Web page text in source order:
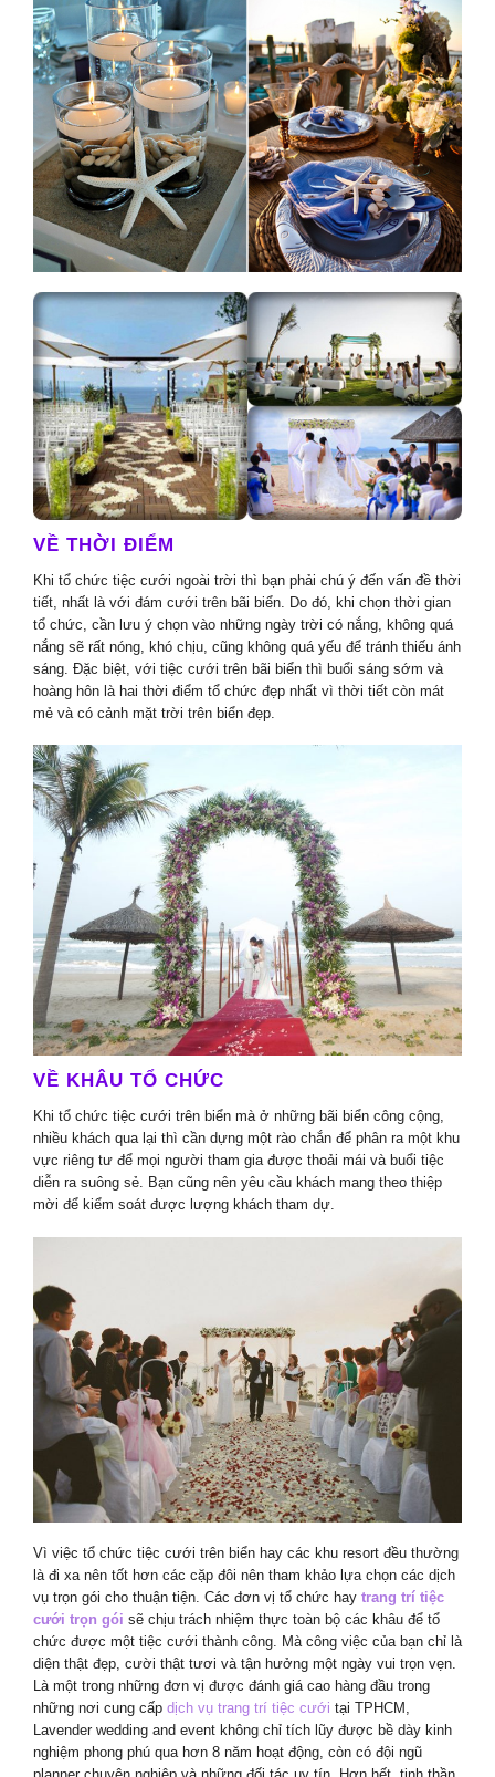
VỀ THỜI ĐIỂM
Khi tổ chức tiệc cưới ngoài trời thì bạn phải chú ý đến vấn đề thời
tiết, nhất là với đám cưới trên bãi biển. Do đó, khi chọn thời gian
tổ chức, cần lưu ý chọn vào những ngày trời có nắng, không quá
nắng sẽ rất nóng, khó chịu, cũng không quá yếu để tránh thiếu ánh
sáng. Đặc biệt, với tiệc cưới trên bãi biển thì buổi sáng sớm và
hoàng hôn là hai thời điểm tổ chức đẹp nhất vì thời tiết còn mát
mẻ và có cảnh mặt trời trên biển đẹp.
VỀ KHÂU TỔ CHỨC
Khi tổ chức tiệc cưới trên biển mà ở những bãi biển công cộng,
nhiều khách qua lại thì cần dựng một rào chắn để phân ra một khu
vực riêng tư để mọi người tham gia được thoải mái và buổi tiệc
diễn ra suông sẻ. Bạn cũng nên yêu cầu khách mang theo thiệp
mời để kiểm soát được lượng khách tham dự.
Vì việc tổ chức tiệc cưới trên biển hay các khu resort đều thường
là đi xa nên tốt hơn các cặp đôi nên tham khảo lựa chọn các dịch
vụ trọn gói cho thuận tiện. Các đơn vị tổ chức hay trang trí tiệc
cưới trọn gói sẽ chịu trách nhiệm thực toàn bộ các khâu để tổ
chức được một tiệc cưới thành công. Mà công việc của bạn chỉ là
diện thật đẹp, cười thật tươi và tận hưởng một ngày vui trọn vẹn.
Là một trong những đơn vị được đánh giá cao hàng đầu trong
những nơi cung cấp dịch vụ trang trí tiệc cưới tại TPHCM,
Lavender wedding and event không chỉ tích lũy được bề dày kinh
nghiệm phong phú qua hơn 8 năm hoạt động, còn có đội ngũ